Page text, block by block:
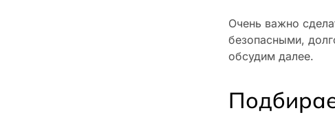
Очень важно
безопасными,
обсудим далее.